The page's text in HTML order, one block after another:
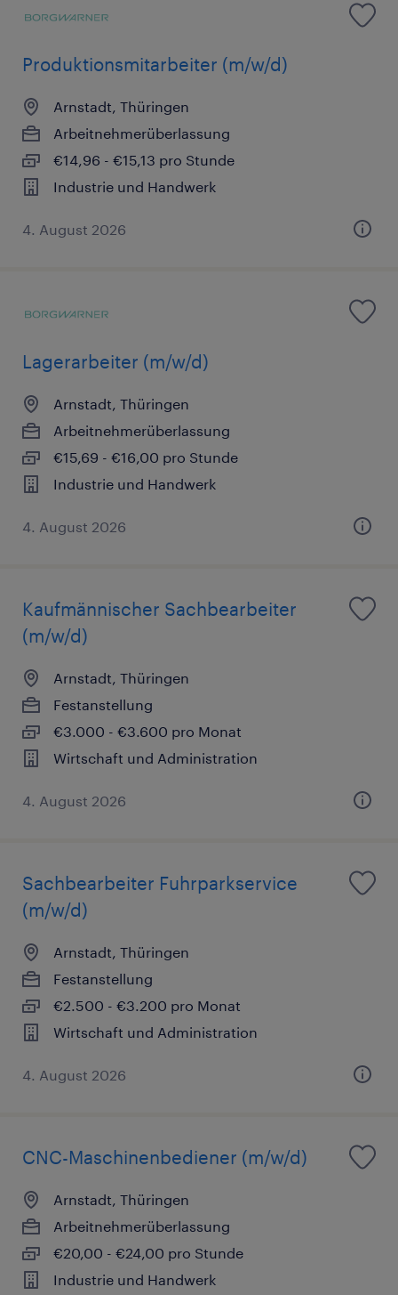
Produktionsmitarbeiter (m/w/d)
Arnstadt, Thüringen
Arbeitnehmerüberlassung
€14,96 - €15,13 pro Stunde
Industrie und Handwerk
4. August 2026
Lagerarbeiter (m/w/d)
Arnstadt, Thüringen
Arbeitnehmerüberlassung
€15,69 - €16,00 pro Stunde
Industrie und Handwerk
4. August 2026
Kaufmännischer Sachbearbeiter
(m/w/d)
Arnstadt, Thüringen
Festanstellung
€3.000 - €3.600 pro Monat
Wirtschaft und Administration
4. August 2026
Sachbearbeiter Fuhrparkservice
(m/w/d)
Arnstadt, Thüringen
Festanstellung
€2.500 - €3.200 pro Monat
Wirtschaft und Administration
4. August 2026
CNC-Maschinenbediener (m/w/d)
Arnstadt, Thüringen
Arbeitnehmerüberlassung
€20,00 - €24,00 pro Stunde
Industrie und Handwerk